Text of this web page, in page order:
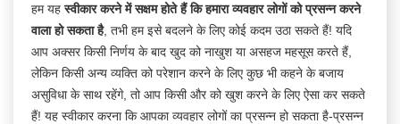
हम यहस्वीकार करने में सक्षम होते हैं कि हमारा व्यवहार लोगों को प्रसन्न करने
वाला हो सकता है, तभी हम इसे बदलने के लिए कोई कदम उठा सकते हैं! यदि
आप अक्सर किसी निर्णय के बाद खुद को नाखुश या असहज महसूस करते हैं,
लेकिन किसी अन्य व्यक्ति को परेशान करने के लिए कुछ भी कहने के बजाय
असुविधा के साथ रहेंगे, तो आप किसी और को खुश करने के लिए ऐसा कर सकते
हैं! यह स्वीकार करना कि आपका व्यवहार लोगों का प्रसन्न हो सकता है-प्रसन्न